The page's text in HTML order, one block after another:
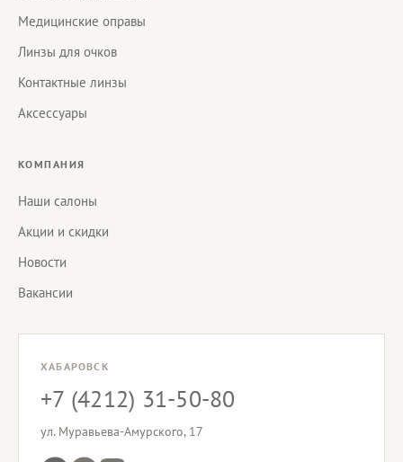
Медицинские оправы
Линзы для очков
Контактные линзы
Аксессуары
КОМПАНИЯ
Наши салоны
Акции и скидки
Новости
Вакансии
ХАБАРОВСК
+7 (4212) 31-50-80
ул. Муравьева-Амурского, 17